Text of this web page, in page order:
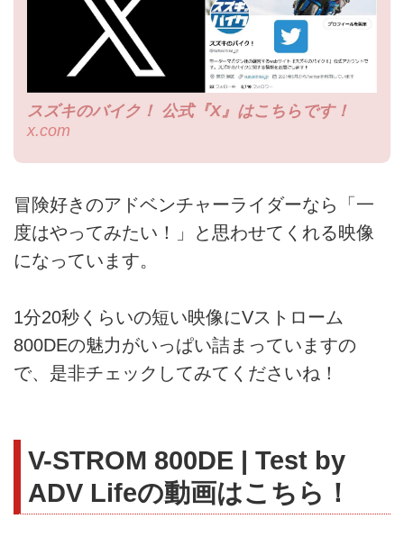
スズキのバイク！ 公式『X』はこちらです！
x.com
冒険好きのアドベンチャーライダーなら「一
度はやってみたい！」と思わせてくれる映像
になっています。
1分20秒くらいの短い映像にVストローム
800DEの魅力がいっぱい詰まっていますの
で、是非チェックしてみてくださいね！
V-STROM 800DE | Test by
ADV Lifeの動画はこちら！